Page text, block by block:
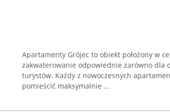
Apartamenty Grójec to obiekt położony w
zakwaterowanie odpowiednie zarówno dla
turystów. Każdy z nowoczesnych
pomieścić maksymalnie ...